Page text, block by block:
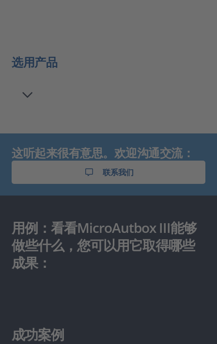
选用产品
这听起来很有意思。欢迎沟通交流：
联系我们
用例：看看MicroAutbox III能够
做些什么，您可以用它取得哪些
成果：
成功案例